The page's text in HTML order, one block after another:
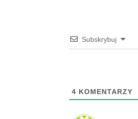
Subskrybuj
4 KOMENTARZY